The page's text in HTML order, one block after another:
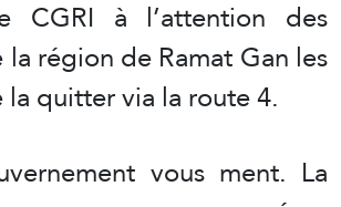
CGRI à l’attention des
région de Ramat Gan les
quitter via la route 4.
vous ment. La